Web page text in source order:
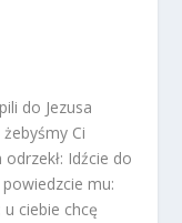
do Jezusa
Ci
Idźcie do
mu:
ciebie chcę